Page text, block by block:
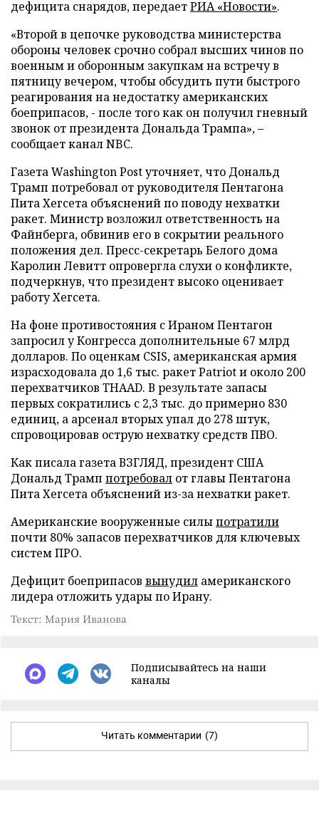
дефицита снарядов, передаетРИА «Новости».
«Второй в цепочке руководства министерства
обороны человек срочно собрал высших чинов по
военным и оборонным закупкам на встречу в
пятницу вечером, чтобы обсудить пути быстрого
реагирования на недостатку американских
боеприпасов, - после того как он получил гневный
звонок от президента Дональда Трампа», –
сообщает канал NBC.
Газета Washington Post уточняет, что Дональд
Трамп потребовал от руководителя Пентагона
Пита Хегсета объяснений по поводу нехватки
ракет. Министр возложил ответственность на
Файнберга, обвинив его в сокрытии реального
положения дел. Пресс-секретарь Белого дома
Каролин Левитт опровергла слухи о конфликте,
подчеркнув, что президент высоко оценивает
работу Хегсета.
На фоне противостояния с Ираном Пентагон
запросил у Конгресса дополнительные 67 млрд
долларов. По оценкам CSIS, американская армия
израсходовала до 1,6 тыс. ракет Patriot и около 200
перехватчиков THAAD. В результате запасы
первых сократились с 2,3 тыс. до примерно 830
единиц, а арсенал вторых упал до 278 штук,
спровоцировав острую нехватку средств ПВО.
Как писала газета ВЗГЛЯД, президент США
Дональд Трамп потребовал от главы Пентагона
Пита Хегсета объяснений из-за нехватки ракет.
Американские вооруженные силыпотратили
почти 80% запасов перехватчиков для ключевых
систем ПРО.
Дефицит боеприпасов вынудил американского
лидера отложить удары по Ирану.
Текст: Мария Иванова
Подписывайтесь на наши
каналы
Читать комментарии (7)